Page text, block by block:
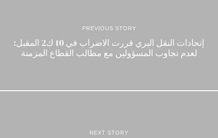
PREVIOUS STORY
إتحادات النقل البري قررت الاضراب في 10 ك2 المقبل:
لعدم تجاوب المسؤولين مع مطالب القطاع المزمنة
NEXT STORY